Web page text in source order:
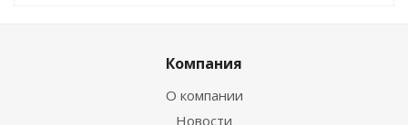
Компания
О компании
Новости